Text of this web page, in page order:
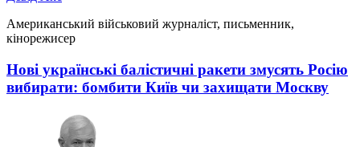
Американський військовий журналіст, письменник,
кінорежисер
Нові українські балістичні ракети змусять Росію
вибирати: бомбити Київ чи захищати Москву